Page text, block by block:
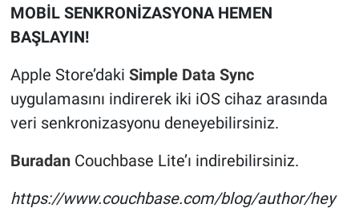
MOBİL SENKRONİZASYONA HEMEN
BAŞLAYIN!
Apple Store’daki Simple Data Sync
uygulamasını indirerek iki iOS cihaz arasında
veri senkronizasyonu deneyebilirsiniz.
Buradan Couchbase Lite’ı indirebilirsiniz.
https://www.couchbase.com/blog/author/hey